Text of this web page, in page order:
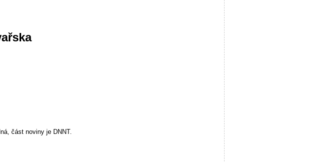
část noviny je DNNT.